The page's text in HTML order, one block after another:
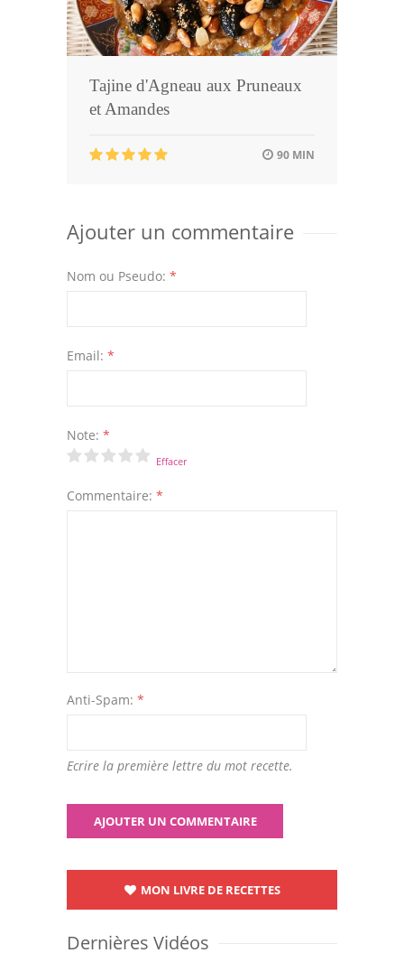
Tajine d'Agneau aux Pruneaux
et Amandes
90 MIN
Ajouter un commentaire
Nom ou Pseudo: *
Email: *
Note: *
Effacer
Commentaire: *
Anti-Spam: *
Ecrire la première lettre du mot recette.
MON LIVRE DE RECETTES
Dernières Vidéos